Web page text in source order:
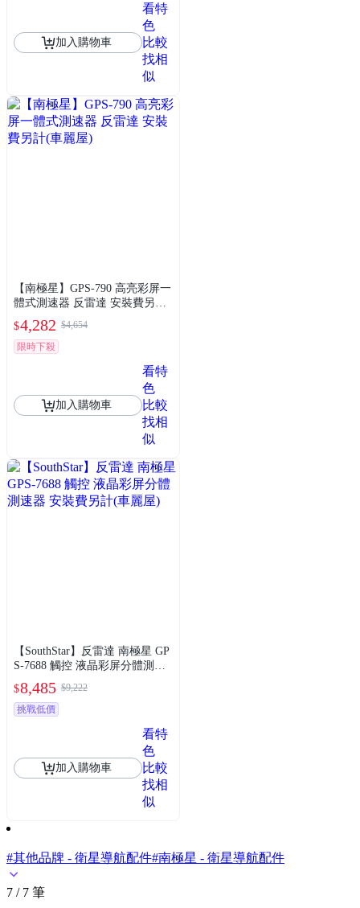
加入購物車
看特
色
比較
找相
似
【南極星】GPS-790 高亮彩屏一
體式測速器 反雷達 安裝費另計
$4,282 $4,654
限時下殺
加入購物車
看特
色
比較
找相
似
【SouthStar】反雷達 南極星 GP
S-7688 觸控 液晶彩屏分體測速
$8,485 $9,222
挑戰低價
加入購物車
看特
色
比較
找相
似
#其他品牌 - 衛星導航配件#南極星 - 衛星導航配件
7 / 7 筆